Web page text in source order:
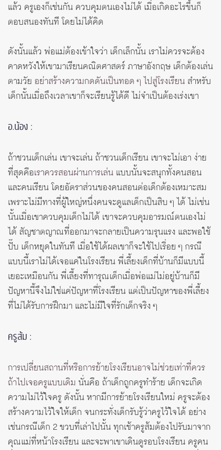
แล้ว ครูเองก็เช่นกัน ควบคุมตนเองไม่ได้ เมื่อเกิดอะไรขึ้นก็
ตอบสนองทันที โดยไม่ได้คิด
ดังนั้นแล้ว พ่อแม่ต้องเข้าใจว่า เด็กเล็กนั้น เราไม่ควรจะต้อง
คาดหวังให้เขามาเรียนคณิตศาสตร์ ภาษาอังกฤษ เด็กต้องเล่น
ตามวัย อย่าสร้างความกดดันเป็นทอด ๆ ไปสู่โรงเรียน สำหรับ
เด็กนั้นเมื่อถึงเวลาเขาก็จะเรียนรู้ได้ดี ไม่จำเป็นต้องเร่งเขา
อ.น้อง :
ถ้าชวนเด็กเล่น เขาจะเล่น ถ้าชวนเด็กเรียน เขาจะไม่เอา ง่าย
ที่สุดคือเราควรสอนผ่านการเล่น แบบนั้นจะสนุกทั้งคนสอน
และคนเรียน โดยอัตราส่วนของคนสอนต่อเด็กต้องเหมาะสม
เพราะไม่มีทางที่ผู้ใหญ่หนึ่งคนจะดูแลเด็กเป็นสิบ ๆ ได้ ไม่เช่น
นั้นเมื่อเขาควบคุมเด็กไม่ได้ เขาจะควบคุมอารมณ์ตนเองไม่
ได้ สัญชาตญาณที่ออกมาจะกลายเป็นความรุนแรง และพอใช้
ปั๊บ เด็กหยุดในทันที เมื่อใช้ได้ผลเขาก็จะใช้ไปเรื่อย ๆ กรณี
แบบนี้เราไม่ได้เจอแค่ในโรงเรียน พี่เลี้ยงเด็กที่บ้านก็มีแบบนี้
เยอะเหมือนกัน พี่เลี้ยงที่ทารุณเด็กเมื่อพ่อแม่ไม่อยู่บ้านก็มี
ปัญหานี้จึงไม่ใช่แค่ปัญหาที่โรงเรียน แต่เป็นปัญหาของพี่เลี้ยง
ที่ไม่ได้รับการฝึกมา และไม่มีใจที่รักเด็กจริง ๆ
ครูส้ม :
การเปลี่ยนสถานที่หรือการย้ายโรงเรียนอาจไม่ช่วยเท่าที่ควร
ถ้าไปเจอครูแบบเดิม นั่นคือ ถ้าเด็กถูกครูทำร้าย เด็กจะเกิด
ความไม่ไว้ใจครู ดังนั้น หากมีการย้ายโรงเรียนใหม่ ครูจะต้อง
สร้างความไว้ใจให้เด็ก จนกระทั่งเด็กรับรู้ว่าครูไว้ใจได้ อย่าง
เช่นกรณีเด็ก 2 ขวบที่เล่าไปนั้น ทุกเช้าครูส้มต้องไปรับมาจาก
คุณแม่ที่หน้าโรงเรียน และจะพาเขาเดินดูรอบโรงเรียน ครูคน